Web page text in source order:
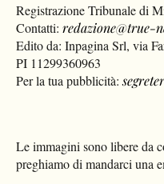
Registrazione Tribunale di
Contatti:redazione@true-
Edito da: Inpagina Srl, via
PI 11299360963
Per la tua pubblicità:
Le immagini sono libere da
preghiamo di mandarci una